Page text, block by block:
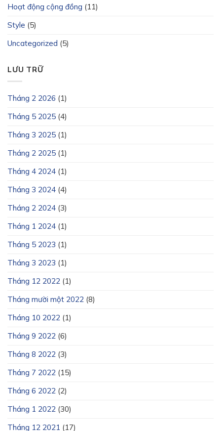
Hoạt động cộng đồng (11)
Style (5)
Uncategorized (5)
LƯU TRỮ
Tháng 2 2026 (1)
Tháng 5 2025 (4)
Tháng 3 2025 (1)
Tháng 2 2025 (1)
Tháng 4 2024 (1)
Tháng 3 2024 (4)
Tháng 2 2024 (3)
Tháng 1 2024 (1)
Tháng 5 2023 (1)
Tháng 3 2023 (1)
Tháng 12 2022 (1)
Tháng mười một 2022 (8)
Tháng 10 2022 (1)
Tháng 9 2022 (6)
Tháng 8 2022 (3)
Tháng 7 2022 (15)
Tháng 6 2022 (2)
Tháng 1 2022 (30)
Tháng 12 2021 (17)